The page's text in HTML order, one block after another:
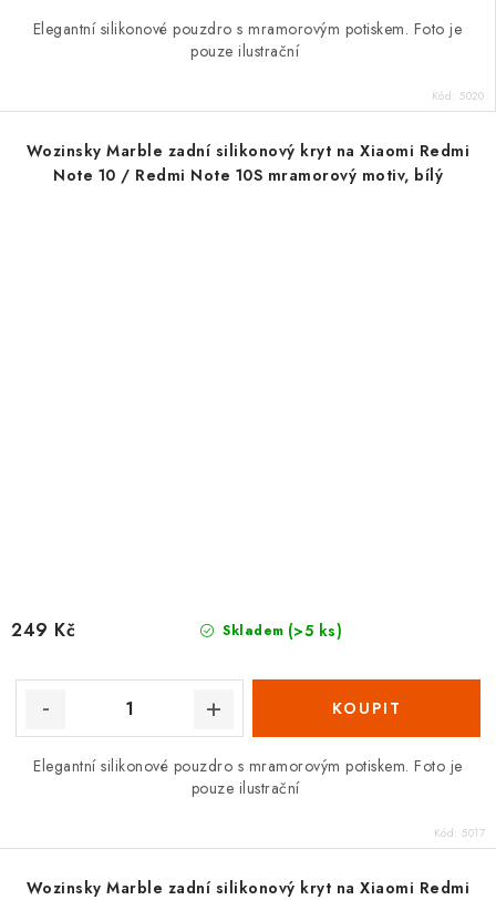
Elegantní silikonové pouzdro s mramorovým potiskem. Foto je
pouze ilustrační
Kód: 5020
Wozinsky Marble zadní silikonový kryt na Xiaomi Redmi
Note 10 / Redmi Note 10S mramorový motiv, bílý
Skladem (>5 ks)
249 Kč
Elegantní silikonové pouzdro s mramorovým potiskem. Foto je
pouze ilustrační
Kód: 5017
Wozinsky Marble zadní silikonový kryt na Xiaomi Redmi